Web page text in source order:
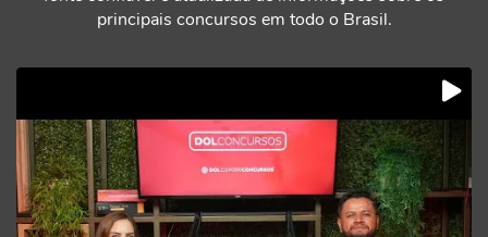
principais concursos em todo o Brasil.